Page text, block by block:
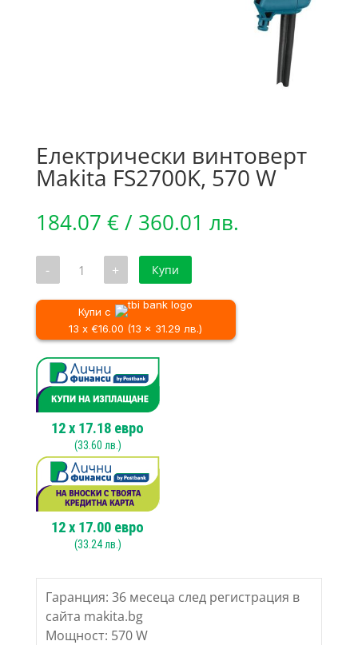
Електрически винтоверт
Makita FS2700K, 570 W
184.07 €/ 360.01 лв.
- количество
Електрически
винтоверт
Makita
FS2700K,
570
+ Купи
Купи с
13 x €16.00 (13 x 31.29 лв.)
12x 17.18 евро
(33.60 лв.)
12x 17.00 евро
(33.24лв.)
Гаранция: 36 месеца след регистрация в
сайта makita.bg
Мощност: 570 W